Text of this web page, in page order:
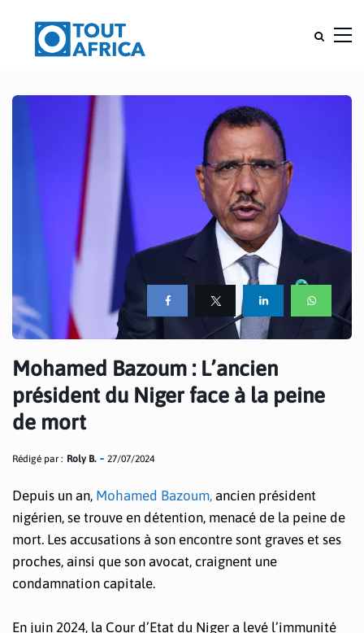
Mohamed Bazoum : L’ancien
président du Niger face à la peine
de mort
Rédigé par : Roly B. 27/07/2024
Depuis un an, Mohamed Bazoum, ancien président
nigérien, se trouve en détention, menacé de la peine de
mort. Les accusations à son encontre sont graves et ses
proches, ainsi que son avocat, craignent une
condamnation capitale.
En juin 2024, la Cour d’Etat du Niger a levé l’immunité